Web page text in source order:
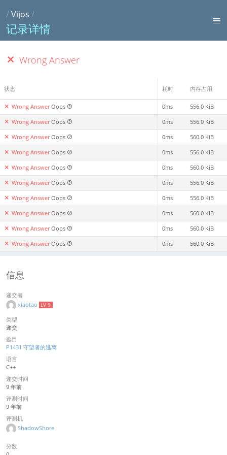
/Vijos /
记录详情
Wrong Answer
状态 耗时 内存占用
Wrong AnswerOops 0ms 556.0 KiB
Wrong AnswerOops 0ms 556.0 KiB
Wrong AnswerOops 0ms 560.0 KiB
Wrong AnswerOops 0ms 556.0 KiB
Wrong AnswerOops 0ms 560.0 KiB
Wrong AnswerOops 0ms 556.0 KiB
Wrong AnswerOops 0ms 556.0 KiB
Wrong AnswerOops 0ms 560.0 KiB
Wrong AnswerOops 0ms 560.0 KiB
Wrong AnswerOops 0ms 560.0 KiB
信息
递交者
xiaotao LV 9
类型
递交
题目
P1431 守望者的逃离
语言
C++
递交时间
9 年前
评测时间
9 年前
评测机
ShadowShore
分数